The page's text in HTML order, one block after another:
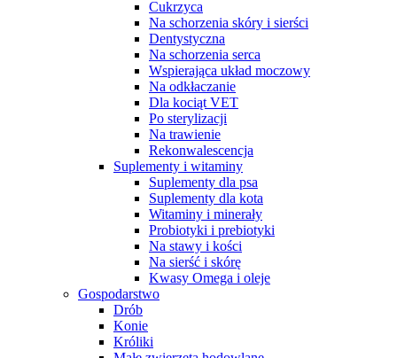
Cukrzyca
Na schorzenia skóry i sierści
Dentystyczna
Na schorzenia serca
Wspierająca układ moczowy
Na odkłaczanie
Dla kociąt VET
Po sterylizacji
Na trawienie
Rekonwalescencja
Suplementy i witaminy
Suplementy dla psa
Suplementy dla kota
Witaminy i minerały
Probiotyki i prebiotyki
Na stawy i kości
Na sierść i skórę
Kwasy Omega i oleje
Gospodarstwo
Drób
Konie
Króliki